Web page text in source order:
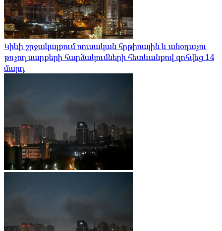
Կիևի շրջակայքում ռուսական հրթիռային և անօդաչու
թռչող սարքերի հարձակումների հետևանքով զոհվեց 14
մարդ